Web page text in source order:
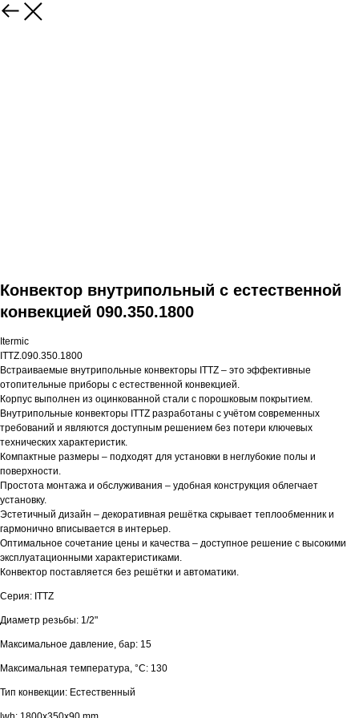
Конвектор внутрипольный с естественной
конвекцией 090.350.1800
Itermic
ITTZ.090.350.1800
Встраиваемые внутрипольные конвекторы ITTZ – это эффективные
отопительные приборы с естественной конвекцией.
Корпус выполнен из оцинкованной стали с порошковым покрытием.
Внутрипольные конвекторы ITTZ разработаны с учётом современных
требований и являются доступным решением без потери ключевых
технических характеристик.
Компактные размеры – подходят для установки в неглубокие полы и
поверхности.
Простота монтажа и обслуживания – удобная конструкция облегчает
установку.
Эстетичный дизайн – декоративная решётка скрывает теплообменник и
гармонично вписывается в интерьер.
Оптимальное сочетание цены и качества – доступное решение с высокими
эксплуатационными характеристиками.
Конвектор поставляется без решётки и автоматики.
Серия: ITTZ
Диаметр резьбы: 1/2"
Максимальное давление, бар: 15
Максимальная температура, °С: 130
Тип конвекции: Естественный